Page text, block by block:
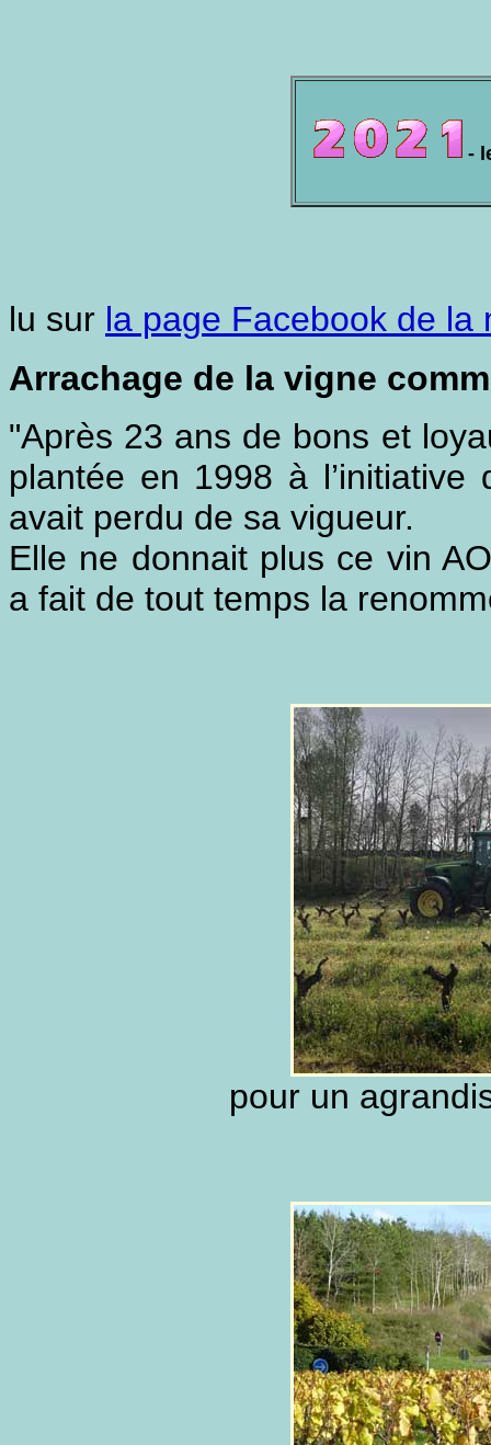
-
lu sur la page Facebook de la
Arrachage de la vigne
"Après 23 ans de bons et
plantée en 1998 à l’initiative
avait perdu de sa vigueur.
Elle ne donnait plus ce vin
a fait de tout temps la
pour un